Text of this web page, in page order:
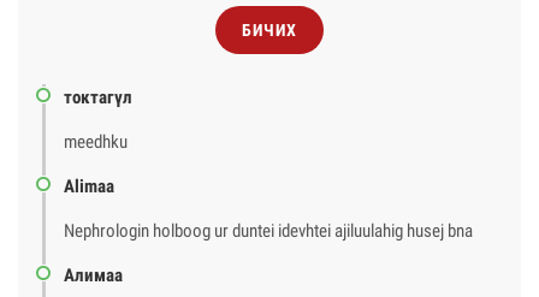
БИЧИХ
токтагүл
meedhku
Alimaa
Nephrologin holboog ur duntei idevhtei ajiluulahig husej bna
Алимаа